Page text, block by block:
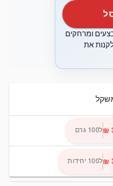
ומרחקים
את
ל100 גרם
ל100 יחידות